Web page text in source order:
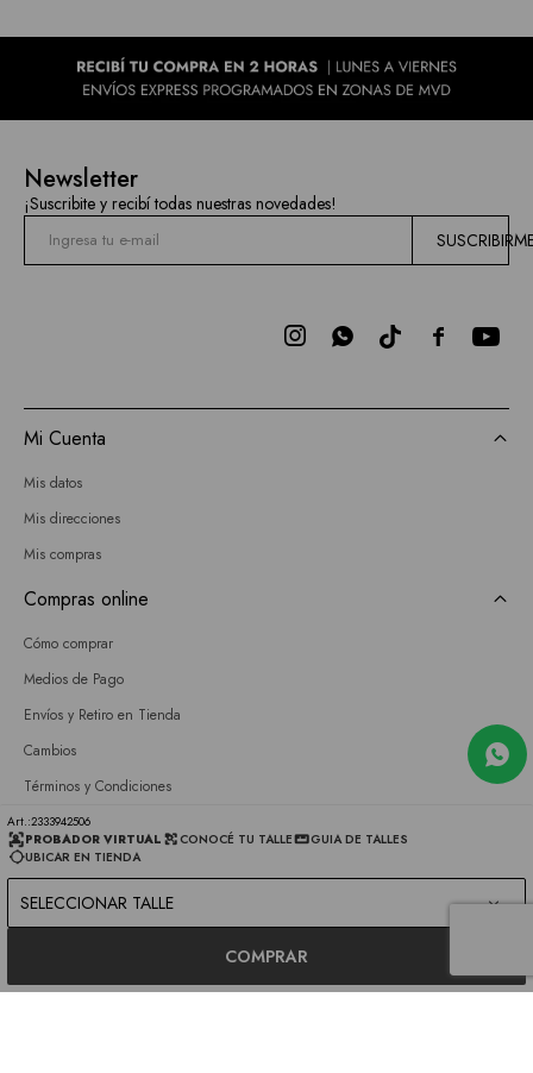
2333942506
PROBADOR VIRTUAL
CONOCÉ TU TALLE
GUIA DE TALLES
UBICAR EN TIENDA
SELECCIONAR TALLE
COMPRAR
Newsletter
¡Suscribite y recibí todas nuestras novedades!

 
Mi Cuenta
Mis datos
Mis direcciones
Mis compras
Compras online
Cómo comprar
Medios de Pago
Envíos y Retiro en Tienda
Cambios
Términos y Condiciones
GIFT CARD
Empresa
Sobre nosotros
Únete a nuestro equipo